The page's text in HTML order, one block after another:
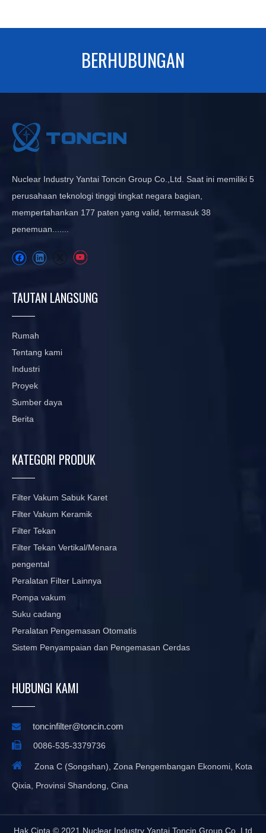
BERHUBUNGAN
Nuclear Industry Yantai Toncin Group Co.,Ltd. Saat ini memiliki 5
perusahaan teknologi tinggi tingkat negara bagian,
mempertahankan 177 paten yang valid, termasuk 38
penemuan.......
TAUTAN LANGSUNG
Rumah
Tentang kami
Industri
Proyek
Sumber daya
Berita
KATEGORI PRODUK
Filter Vakum Sabuk Karet
Filter Vakum Keramik
Filter Tekan
Filter Tekan Vertikal/Menara
pengental
Peralatan Filter Lainnya
Pompa vakum
Suku cadang
Peralatan Pengemasan Otomatis
Sistem Penyampaian dan Pengemasan Cerdas
HUBUNGI KAMI
 toncinfilter@toncin.com
 0086-535-3379736

Zona C (Songshan), Zona Pengembangan Ekonomi, Kota
Qixia, Provinsi Shandong, Cina
Hak Cipta © 2021 Nuclear Industry Yantai Toncin Group Co.,Ltd​